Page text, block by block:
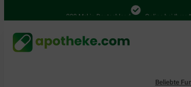
4.000 Mal in Deutschland Online bei Ihrer
Beliebte
Herz, Kreislauf & Stoffwechsel